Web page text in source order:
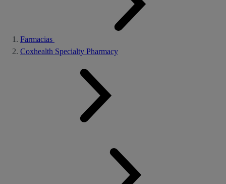
Farmacias
Coxhealth Specialty Pharmacy